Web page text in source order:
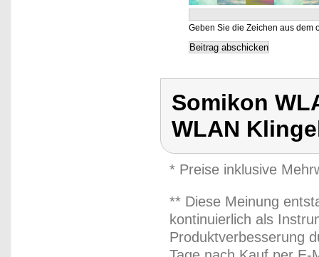
Geben Sie die Zeichen aus dem
Somikon
WLAN
* Preise inklusive
** Diese Meinung
kontinuierlich als
Produktverbesserung